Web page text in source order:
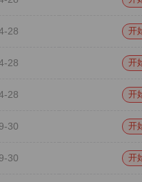
28 开
28 开
28 开
30 开
30 开